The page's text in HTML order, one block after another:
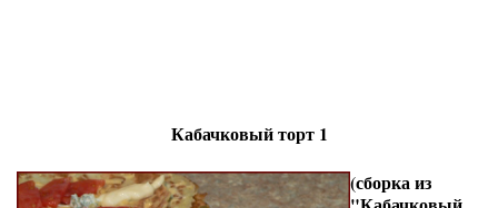
Кабачковый торт 1
(сборка из